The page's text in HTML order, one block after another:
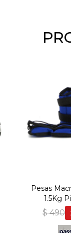
Pesas
1.5Kg
$ 490